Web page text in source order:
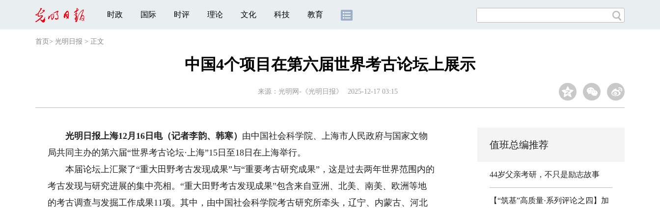
时政 国际 时评 理论 文化 科技 教育
首页 > 光明日报 > 正文
中国4个项目在第六届世界考古论坛上展示
来源： 光明网-《光明日报》 2025-12-17 03:15
光明日报上海12月16日电（记者李韵、韩寒） 由中国社会科学院、上海市人民政府与国家文物
局共同主办的第六届“世界考古论坛·上海”15日至18日在上海举行。
本届论坛上汇聚了“重大田野考古发现成果”与“重要考古研究成果”，这是过去两年世界范围内的
考古发现与研究进展的集中亮相。“重大田野考古发现成果”包含来自亚洲、北美、南美、欧洲等地
的考古调查与发掘工作成果11项。其中，由中国社会科学院考古研究所牵头，辽宁、内蒙古、河北
值班总编推荐
44岁父亲考研，不只是励志故事
【“筑基”高质量·系列评论之四】加